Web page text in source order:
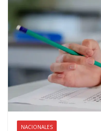
NACIONALES